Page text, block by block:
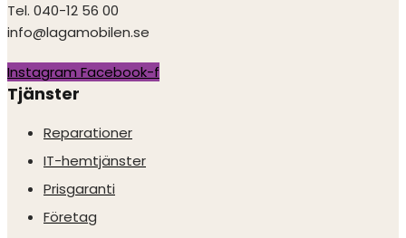
Tel. 040-12 56 00
info@lagamobilen.se
Instagram Facebook-f
Tjänster
Reparationer
IT-hemtjänster
Prisgaranti
Företag